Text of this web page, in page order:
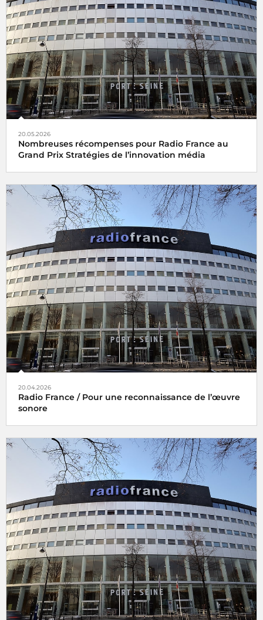
20.05.2026
Nombreuses récompenses pour Radio France au
Grand Prix Stratégies de l’innovation média
20.04.2026
Radio France / Pour une reconnaissance de l’œuvre
sonore